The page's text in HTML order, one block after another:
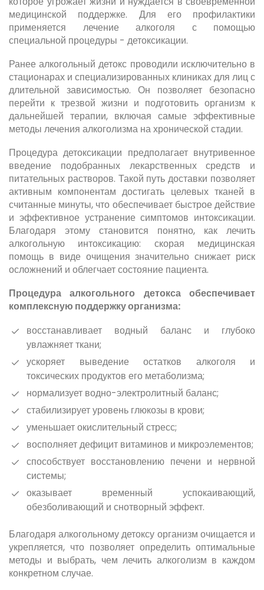
медицинской поддержке. Для его профилактики
применяется лечение алкоголя с помощью
специальной процедуры - детоксикации.
Ранее алкогольный детокс проводили исключительно в
стационарах и специализированных клиниках для лиц с
длительной зависимостью. Он позволяет безопасно
перейти к трезвой жизни и подготовить организм к
дальнейшей терапии, включая самые эффективные
методы лечения алкоголизма на хронической стадии.
Процедура детоксикации предполагает внутривенное
введение подобранных лекарственных средств и
питательных растворов. Такой путь доставки позволяет
активным компонентам достигать целевых тканей в
считанные минуты, что обеспечивает быстрое действие
и эффективное устранение симптомов интоксикации.
Благодаря этому становится понятно, как лечить
алкогольную интоксикацию: скорая медицинская
помощь в виде очищения значительно снижает риск
осложнений и облегчает состояние пациента.
Процедура алкогольного детокса обеспечивает
комплексную поддержку организма:
восстанавливает водный баланс и глубоко
увлажняет ткани;
ускоряет выведение остатков алкоголя и
токсических продуктов его метаболизма;
нормализует водно-электролитный баланс;
стабилизирует уровень глюкозы в крови;
уменьшает окислительный стресс;
восполняет дефицит витаминов и микроэлементов;
способствует восстановлению печени и нервной
системы;
оказывает временный успокаивающий,
обезболивающий и снотворный эффект.
Благодаря алкогольному детоксу организм очищается и
укрепляется, что позволяет определить оптимальные
методы и выбрать, чем лечить алкоголизм в каждом
конкретном случае.